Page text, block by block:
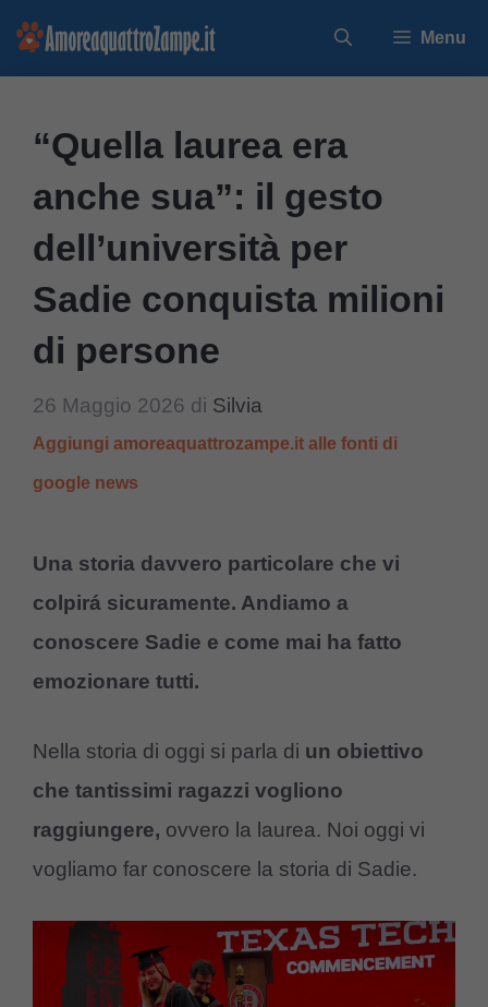
Vai
Menu
“Quella laurea era
anche sua”: il gesto
dell’università per
Sadie conquista milioni
di persone
26 Maggio 2026 di Silvia
Aggiungi amoreaquattrozampe.it alle fonti di
google news
Una storia davvero particolare che vi
colpirá sicuramente. Andiamo a
conoscere Sadie e come mai ha fatto
emozionare tutti.
Nella storia di oggi si parla di un obiettivo
che tantissimi ragazzi vogliono
raggiungere, ovvero la laurea. Noi oggi vi
vogliamo far conoscere la storia di Sadie.